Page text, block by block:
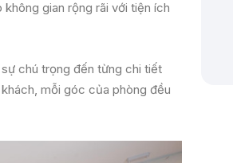
gian rộng rãi với tiện ích
chú trọng đến từng chi tiết
mỗi góc của phòng đều